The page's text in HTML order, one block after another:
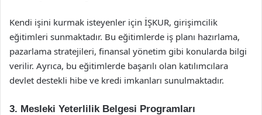
Kendi işini kurmak isteyenler için İŞKUR, girişimcilik
eğitimleri sunmaktadır. Bu eğitimlerde iş planı hazırlama,
pazarlama stratejileri, finansal yönetim gibi konularda bilgi
verilir. Ayrıca, bu eğitimlerde başarılı olan katılımcılara
devlet destekli hibe ve kredi imkanları sunulmaktadır.
3. Mesleki Yeterlilik Belgesi Programları